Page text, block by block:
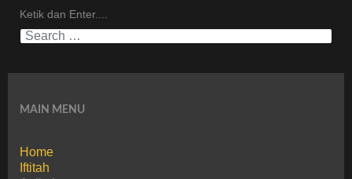
Ketik dan Enter....
MAIN MENU
Home
Iftitah